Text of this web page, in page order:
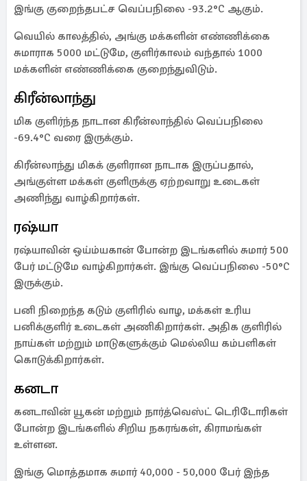
இங்கு குறைந்தபட்ச வெப்பநிலை -93.2°C ஆகும்.
வெயில் காலத்தில், அங்கு மக்களின் எண்ணிக்கை
சுமாராக 5000 மட்டுமே, குளிர்காலம் வந்தால் 1000
மக்களின் எண்ணிக்கை குறைந்துவிடும்.
கிரீன்லாந்து
மிக குளிர்ந்த நாடான கிரீன்லாந்தில் வெப்பநிலை
-69.4°C வரை இருக்கும்.
கிரீன்லாந்து மிகக் குளிரான நாடாக இருப்பதால்,
அங்குள்ள மக்கள் குளிருக்கு ஏற்றவாறு உடைகள்
அணிந்து வாழ்கிறார்கள்.
ரஷ்யா
ரஷ்யாவின் ஒய்ம்யகான் போன்ற இடங்களில் சுமார் 500
பேர் மட்டுமே வாழ்கிறார்கள். இங்கு வெப்பநிலை -50°C
இருக்கும்.
பனி நிறைந்த கடும் குளிரில் வாழ, மக்கள் உரிய
பனிக்குளிர் உடைகள் அணிகிறார்கள். அதிக குளிரில்
நாய்கள் மற்றும் மாடுகளுக்கும் மெல்லிய கம்பளிகள்
கொடுக்கிறார்கள்.
கனடா
கனடாவின் யூகன் மற்றும் நார்த்வெஸ்ட் டெரிடோரிகள்
போன்ற இடங்களில் சிறிய நகரங்கள், கிராமங்கள்
உள்ளன.
இங்கு மொத்தமாக சுமார் 40,000 - 50,000 பேர் இந்த